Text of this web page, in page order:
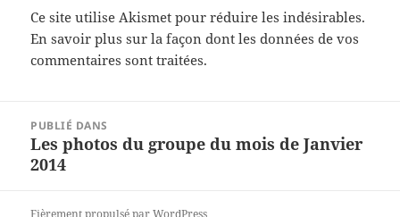
Ce site utilise Akismet pour réduire les indésirables.
En savoir plus sur la façon dont les données de vos
commentaires sont traitées.
l’article
PUBLIÉ DANS
Les photos du groupe du mois de Janvier
2014
Fièrement propulsé par WordPress